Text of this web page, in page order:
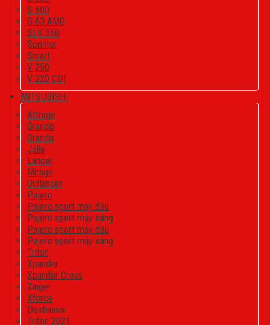
S 600
S 63 AMG
SLK 350
Sprinter
Smart
V 250
V 220 CDI
MITSUBISHI
Attrage
Grandis
Grandis
Jolie
Lancer
Mirage
Outlander
Pajero
Pajero sport máy dầu
Pajero sport máy xăng
Pajero sport máy dầu
Pajero sport máy xăng
Triton
Xpander
Xpander Cross
Zinger
Xforce
Destinator
Triton 2021